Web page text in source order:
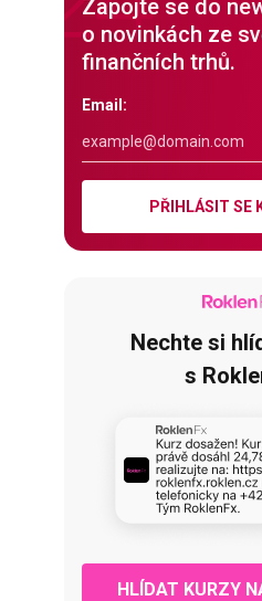
Zapojte se do
o novinkách ze
finančních trhů.
Email:
PŘIHLÁSIT SE
Nechte si
s
HLÍDAT KURZY